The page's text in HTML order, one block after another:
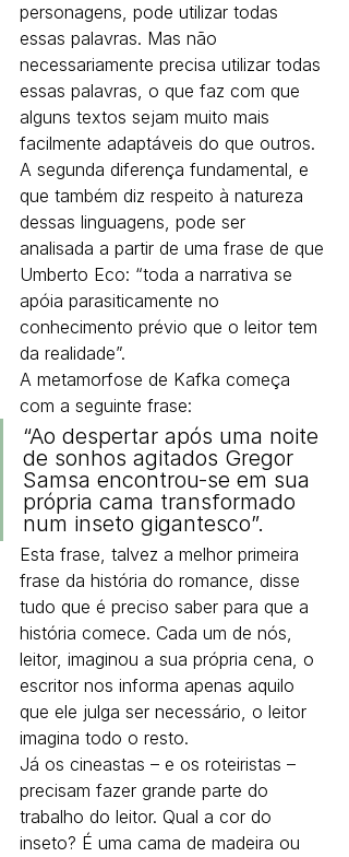
personagens, pode utilizar todas
essas palavras. Mas não
necessariamente precisa utilizar todas
essas palavras, o que faz com que
alguns textos sejam muito mais
facilmente adaptáveis do que outros.
A segunda diferença fundamental, e
que também diz respeito à natureza
dessas linguagens, pode ser
analisada a partir de uma frase de que
Umberto Eco: “toda a narrativa se
apóia parasiticamente no
conhecimento prévio que o leitor tem
da realidade”.
A metamorfose de Kafka começa
com a seguinte frase:
“Ao despertar após uma noite
de sonhos agitados Gregor
Samsa encontrou-se em sua
própria cama transformado
num inseto gigantesco”.
Esta frase, talvez a melhor primeira
frase da história do romance, disse
tudo que é preciso saber para que a
história comece. Cada um de nós,
leitor, imaginou a sua própria cena, o
escritor nos informa apenas aquilo
que ele julga ser necessário, o leitor
imagina todo o resto.
Já os cineastas – e os roteiristas –
precisam fazer grande parte do
trabalho do leitor. Qual a cor do
inseto? É uma cama de madeira ou